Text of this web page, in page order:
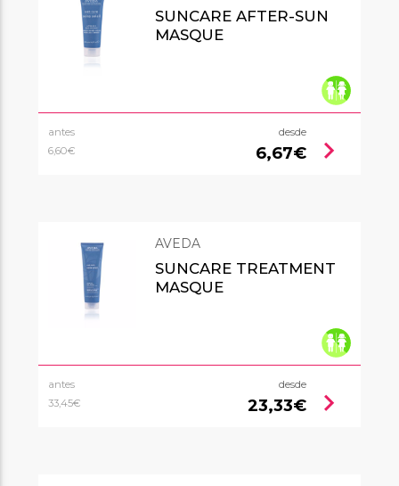
SUNCARE AFTER-SUN
MASQUE
antes
6,60€
desde
6,67€ chevron_right
AVEDA
SUNCARE TREATMENT
MASQUE
antes
33,45€
desde
23,33€ chevron_right